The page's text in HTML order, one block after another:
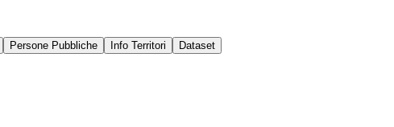
Persone Pubbliche Info Territori Dataset